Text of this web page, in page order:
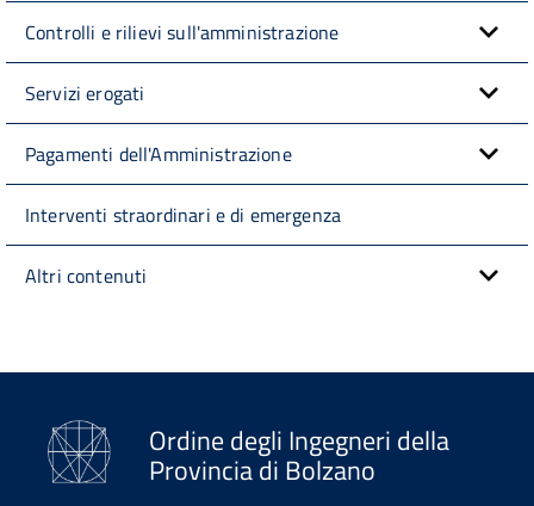
Controlli e rilievi sull'amministrazione
Servizi erogati
Pagamenti dell'Amministrazione
Interventi straordinari e di emergenza
Altri contenuti
Ordine degli Ingegneri della
Provincia di Bolzano